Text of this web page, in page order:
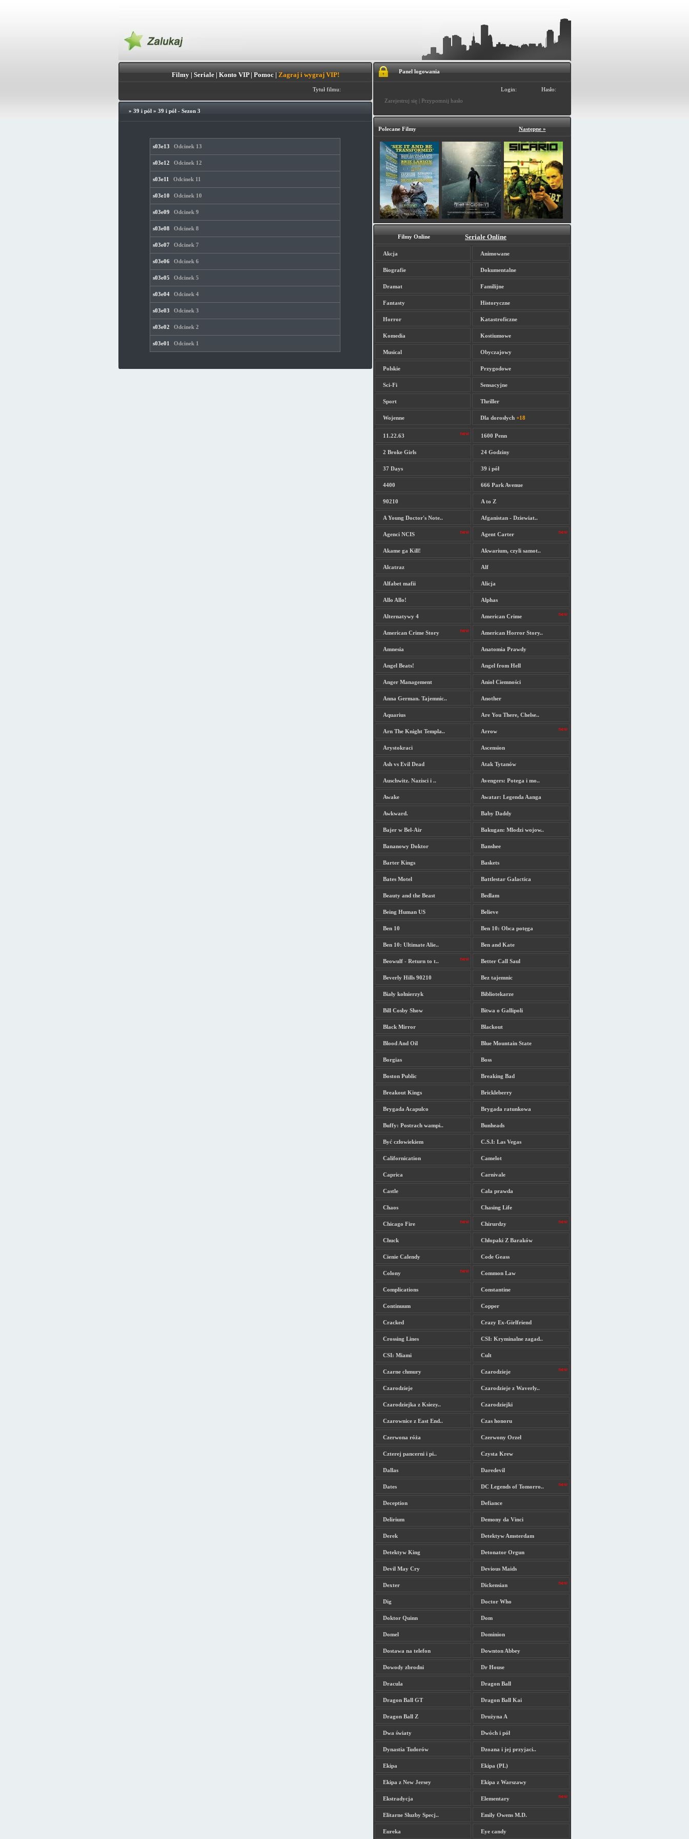
Filmy| Seriale| Konto VIP| Pomoc| Zagraj i wygraj VIP!
Tytuł filmu:
» 39 i pół» 39 i pół - Sezon 3
s03e13 Odcinek 13
s03e12 Odcinek 12
s03e11 Odcinek 11
s03e10 Odcinek 10
s03e09 Odcinek 9
s03e08 Odcinek 8
s03e07 Odcinek 7
s03e06 Odcinek 6
s03e05 Odcinek 5
s03e04 Odcinek 4
s03e03 Odcinek 3
s03e02 Odcinek 2
s03e01 Odcinek 1
Panel logowania
Login:
Hasło:
Zarejestruj się | Przypomnij hasło
Polecane Filmy Następne »
Filmy Online Seriale Online
Akcja Animowane
Biografie Dokumentalne
Dramat Familijne
Fantasty Historyczne
Horror Katastroficzne
Komedia Kostiumowe
Musical Obyczajowy
Polskie Przygodowe
Sci-Fi Sensacyjne
Sport Thriller
Wojenne Dla dorosłych +18
11.22.63 1600 Penn
2 Broke Girls 24 Godziny
37 Days 39 i pół
4400 666 Park Avenue
90210 A to Z
A Young Doctor's Note.. Afganistan - Dziewiat..
Agenci NCIS Agent Carter
Akame ga Kill! Akwarium, czyli samot..
Alcatraz Alf
Alfabet mafii Alicja
Allo Allo! Alphas
Alternatywy 4 American Crime
American Crime Story American Horror Story..
Amnesia Anatomia Prawdy
Angel Beats! Angel from Hell
Anger Management Anioł Ciemności
Anna German. Tajemnic.. Another
Aquarius Are You There, Chelse..
Arn The Knight Templa.. Arrow
Arystokraci Ascension
Ash vs Evil Dead Atak Tytanów
Auschwitz. Nazisci i .. Avengers: Potega i mo..
Awake Awatar: Legenda Aanga
Awkward. Baby Daddy
Bajer w Bel-Air Bakugan: Mlodzi wojow..
Bananowy Doktor Banshee
Barter Kings Baskets
Bates Motel Battlestar Galactica
Beauty and the Beast Bedlam
Being Human US Believe
Ben 10 Ben 10: Obca potęga
Ben 10: Ultimate Alie.. Ben and Kate
Beowulf - Return to t.. Better Call Saul
Beverly Hills 90210 Bez tajemnic
Biały kołnierzyk Bibliotekarze
Bill Cosby Show Bitwa o Gallipoli
Black Mirror Blackout
Blood And Oil Blue Mountain State
Borgias Boss
Boston Public Breaking Bad
Breakout Kings Brickleberry
Brygada Acapulco Brygada ratunkowa
Buffy: Postrach wampi.. Bunheads
Być człowiekiem C.S.I: Las Vegas
Californication Camelot
Caprica Carnivale
Castle Cała prawda
Chaos Chasing Life
Chicago Fire Chirurdzy
Chuck Chłopaki Z Baraków
Cienie Calendy Code Geass
Colony Common Law
Complications Constantine
Continuum Copper
Cracked Crazy Ex-Girlfriend
Crossing Lines CSI: Kryminalne zagad..
CSI: Miami Cult
Czarne chmury Czarodzieje
Czarodzieje Czarodzieje z Waverly..
Czarodziejka z Ksiezy.. Czarodziejki
Czarownice z East End.. Czas honoru
Czerwona róża Czerwony Orzeł
Czterej pancerni i pi.. Czysta Krew
Dallas Daredevil
Dates DC Legends of Tomorro..
Deception Defiance
Delirium Demony da Vinci
Derek Detektyw Amsterdam
Detektyw King Detonator Orgun
Devil May Cry Devious Maids
Dexter Dickensian
Dig Doctor Who
Doktor Quinn Dom
Domel Dominion
Dostawa na telefon Downton Abbey
Dowody zbrodni Dr House
Dracula Dragon Ball
Dragon Ball GT Dragon Ball Kai
Dragon Ball Z Drużyna A
Dwa światy Dwóch i pół
Dynastia Tudorów Dzoana i jej przyjaci..
Ekipa Ekipa (PL)
Ekipa z New Jersey Ekipa z Warszawy
Ekstradycja Elementary
Elitarne Sluzby Specj.. Emily Owens M.D.
Eureka Eye candy